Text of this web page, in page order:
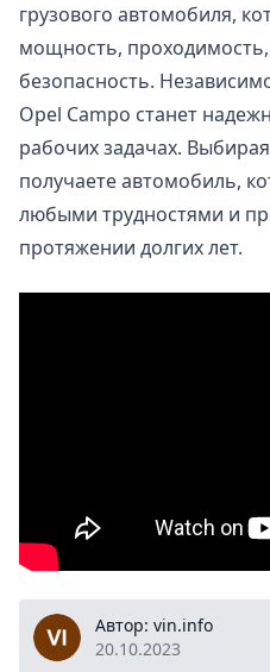
грузового автомобиля,
мощность,
безопасность.
Opel Campo станет
рабочих задачах.
получаете автомобиль,
любыми трудностями и
протяжении долгих лет.
vin.infoАвтор: vin.info
20.10.2023